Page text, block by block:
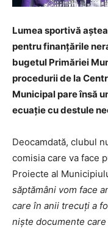
Lumea sportivă
pentru finanțările
bugetul Primăriei
procedurii de la
Municipal pare însă
ecuație cu destule
Deocamdată, clubul
comisia care va face
Proiecte al
săptămâni vom face
care în anii trecuți a
niște documente